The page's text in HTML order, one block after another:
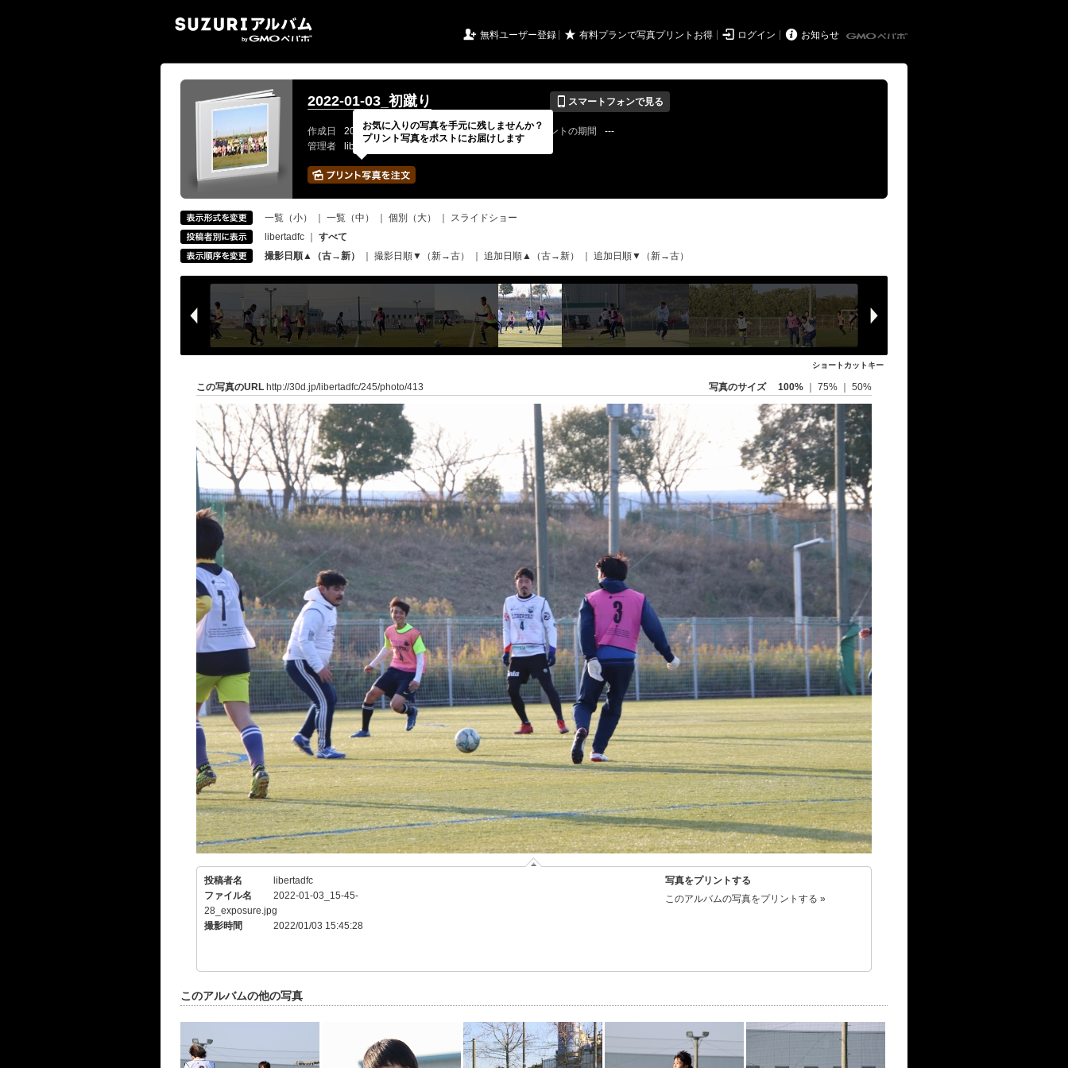
 無料ユーザー登録 ★ 有料プランで写真プリントお得  ログイン  お知らせ
2022-01-03_初蹴り 📱 スマートフォンで見る
作成日 2022 / 08 / 08 公開終了日 無期限 イベントの期間
---
管理者
libertadfcさん 写真の枚数 597 / 2000枚
一覧（小） 一覧（中） 個別（大）
スライドショー
libertadfc
すべて
撮影日順▲（古→新）
撮影日順▼（新→古） 追加日順▲（古→新） 追加日順▼（新→古）
ショートカットキー
この写真のURL http://30d.jp/libertadfc/245/photo/413 写真のサイズ 100% 75% 50%
投稿者名
libertadfc
ファイル名
2022-01-03_15-45-
28_exposure.jpg
撮影時間
2022/01/03 15:45:28
写真をプリントする
このアルバムの写真をプリントする »
このアルバムの他の写真
お気に入りの写真を手元に残しませんか？
プリント写真をポストにお届けします